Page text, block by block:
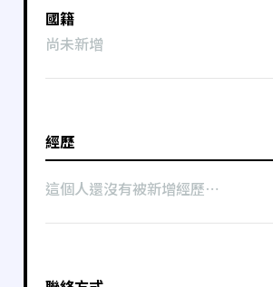
國籍
尚未新增
經歷
這個人還沒有被新增經歷⋯